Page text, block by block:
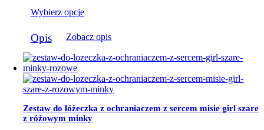
do
Wybierz opcje
produkt
ma
wiele
wariantów.
Opcje
można
wybrać
na
stronie
Opis Zobacz opis
Zestaw do łóżeczka z ochraniaczem z sercem misie girl szare
z różowym minky